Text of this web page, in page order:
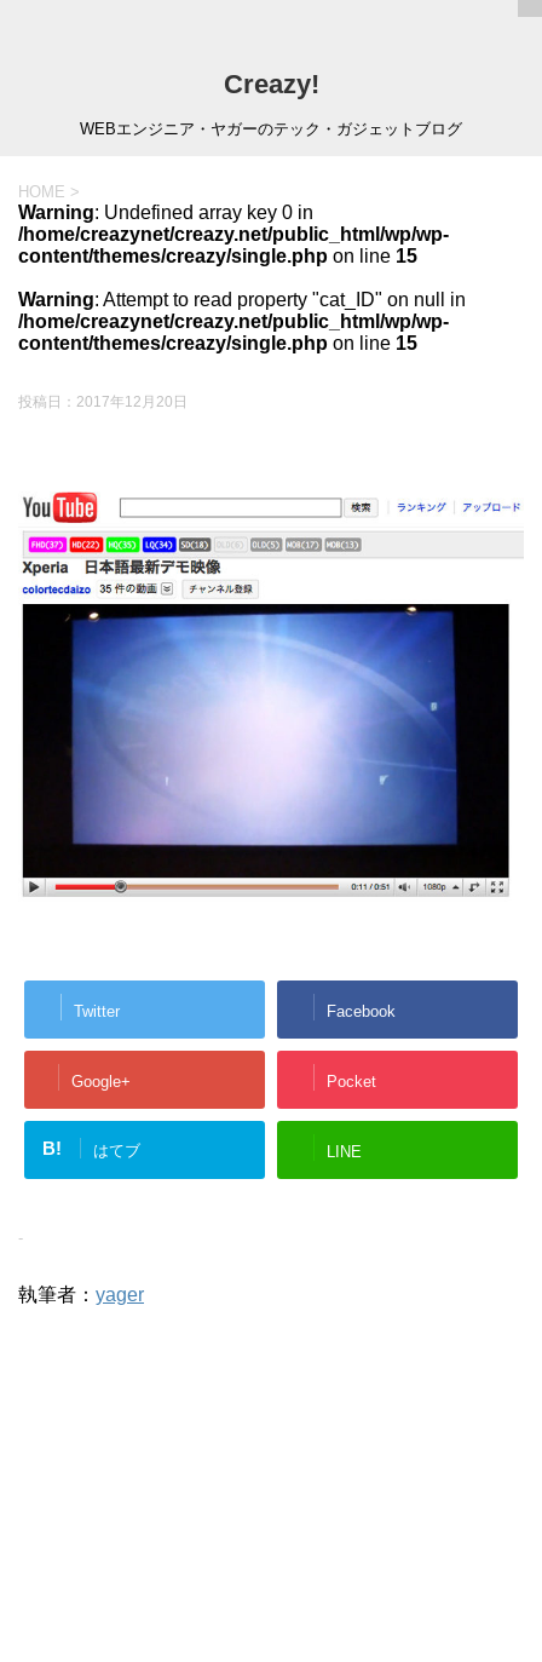
Creazy!
WEBエンジニア・ヤガーのテック・ガジェットブログ
HOME >
Warning: Undefined array key 0 in
/home/creazynet/creazy.net/public_html/wp/wp-
content/themes/creazy/single.php on line 15
Warning: Attempt to read property "cat_ID" on null in
/home/creazynet/creazy.net/public_html/wp/wp-
content/themes/creazy/single.php on line 15
投稿日： 2017年12月20日
Twitter Facebook
Google+ Pocket
B! はてブ LINE
-
執筆者： yager